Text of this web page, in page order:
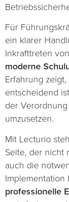
Für
ein klarer
Inkrafttreten
moderne
Erfahrung
entscheidend
der
umzusetzen.
Mit Lecturio
Seite, der nicht
auch die
Implementation
professionelle